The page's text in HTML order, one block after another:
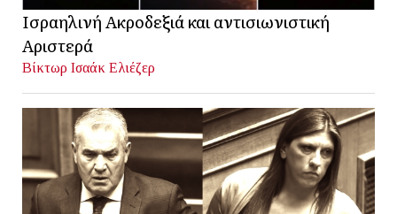
Ισραηλινή Ακροδεξιά και αντισιωνιστική
Αριστερά
Βίκτωρ Ισαάκ Ελιέζερ